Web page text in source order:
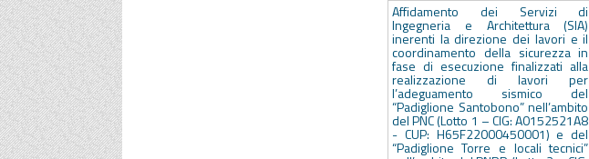
Affidamento dei Servizi di
Ingegneria e Architettura (SIA)
inerenti la direzione dei lavori e il
coordinamento della sicurezza in
fase di esecuzione finalizzati alla
realizzazione di lavori per
l’adeguamento sismico del
“Padiglione Santobono” nell’ambito
del PNC (Lotto 1 – CIG: A0152521A8
- CUP: H65F22000450001) e del
“Padiglione Torre e locali tecnici”